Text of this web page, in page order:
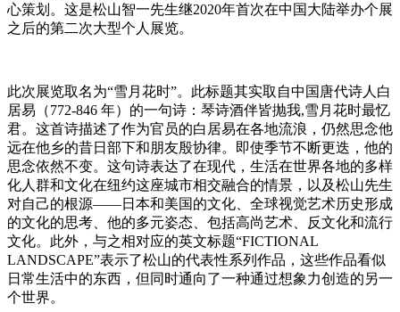
心策划 。 这是松山智一先生继2020年首次在中国大陆举办个展
之后的第二次大型个人 展览。
此次展览取名为“雪月花时”。此标题其实取自中国唐代诗人白
居易（772-846 年）的一句诗： 琴诗酒伴皆抛我,雪月花时最忆
君。这首诗描述了作为官员的白居易在各地流浪，仍然思念他
远在他乡的昔日部下和朋友殷协律。即使季节不断更迭，他的
思念依然不变。这句诗表达了在现代，生活在世界各地的多样
化人群和文化在纽约这座城市相交融合的情景，以及松山先生
对自己的根源——日本和美国的文化、全球视觉艺术历史形成
的文化的思考、他的多元姿态、包括高尚艺术、反文化和流行
文化。此外，与之相对应的英文标题“FICTIONAL
LANDSCAPE”表示了松山的代表性系列作品，这些作品看似
日常生活中的东西，但同时通向了一种通过想象力创造的另一
个世界。